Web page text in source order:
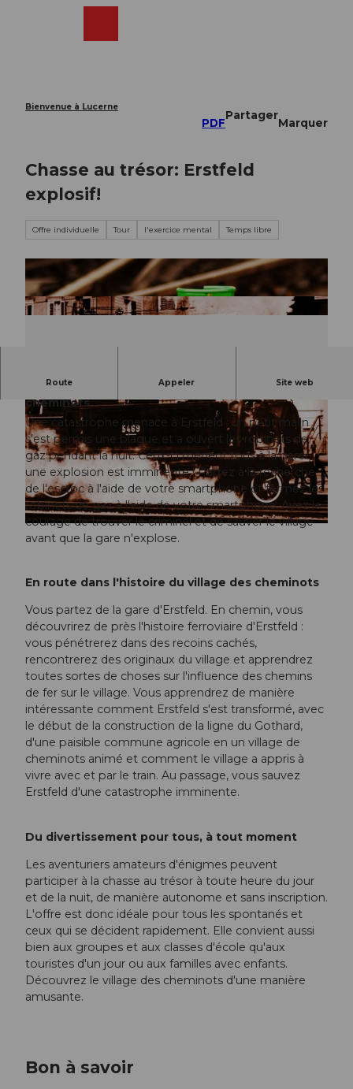
Bienvenue à Lucerne
PDF
Partager
Marquer
Chasse au trésor: Erstfeld
explosif!
Offre individuelle Tour l'exercice mental Temps libre
© Atelier Degen+Meili | CC-BY-NC-ND
© Uri Tourismus |
Route Appeler Site web
Un jeu de piste policier à travers le village des
cheminots
Une catastrophe menace à Erstfeld : un petit malin
s'est permis une blague et a ouvert les robinets de
gaz pendant la nuit. Ceux-ci mènent tous à la gare -
une explosion est imminente ! Partez à la recherche
de l'escroc à l'aide de votre smartphone et fermez les
robinets de gaz à l'aide de votre smartphone. Ayez le
courage de trouver le criminel et de sauver le village
avant que la gare n'explose.
En route dans l'histoire du village des cheminots
Vous partez de la gare d'Erstfeld. En chemin, vous
découvrirez de près l'histoire ferroviaire d'Erstfeld :
vous pénétrerez dans des recoins cachés,
rencontrerez des originaux du village et apprendrez
toutes sortes de choses sur l'influence des chemins
de fer sur le village. Vous apprendrez de manière
intéressante comment Erstfeld s'est transformé, avec
le début de la construction de la ligne du Gothard,
d'une paisible commune agricole en un village de
cheminots animé et comment le village a appris à
vivre avec et par le train. Au passage, vous sauvez
Erstfeld d'une catastrophe imminente.
Du divertissement pour tous, à tout moment
Les aventuriers amateurs d'énigmes peuvent
participer à la chasse au trésor à toute heure du jour
et de la nuit, de manière autonome et sans inscription.
L'offre est donc idéale pour tous les spontanés et
ceux qui se décident rapidement. Elle convient aussi
bien aux groupes et aux classes d'école qu'aux
touristes d'un jour ou aux familles avec enfants.
Découvrez le village des cheminots d'une manière
amusante.
Bon à savoir